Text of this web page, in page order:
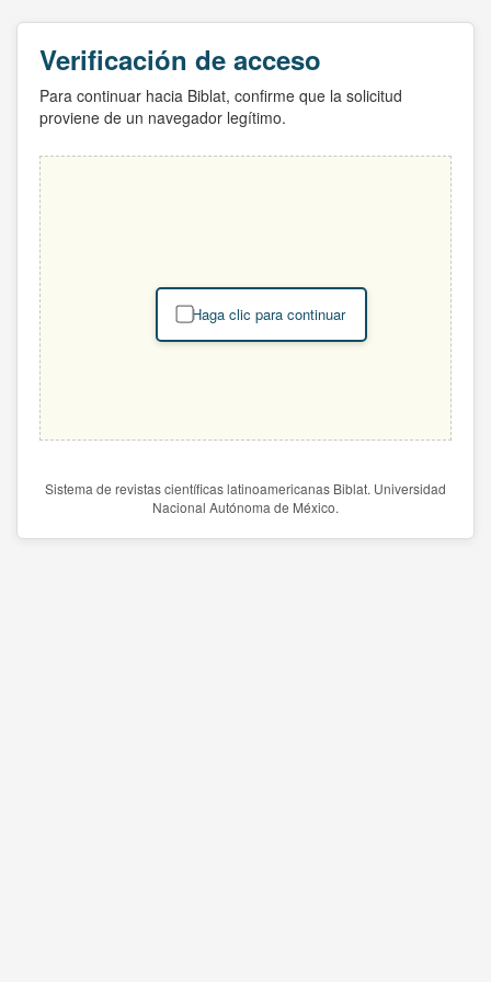
Verificación de acceso
Para continuar hacia Biblat, confirme que la solicitud
proviene de un navegador legítimo.
Haga clic para continuar
Sistema de revistas científicas latinoamericanas Biblat. Universidad
Nacional Autónoma de México.